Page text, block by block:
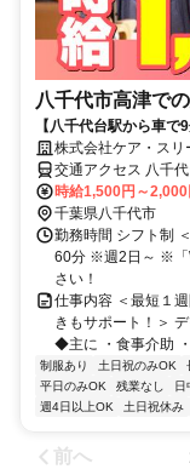
八千代市高津で
【八千代台駅から車
ンクOK！週2～勤務
相談◎
株式会社ケア・スリ
交通アクセス 八千
時給1,500円～2,000
千葉県八千代市
勤務時間 シフト制
60分 ※週2日～ ※「
さい！
仕事内容 ＜最短１
きもサポート！＞
◆主に ・食事介助
制服あり 土日祝のみOK
平日のみOK
残業なし 日
週4日以上OK
土日祝休み
前へ